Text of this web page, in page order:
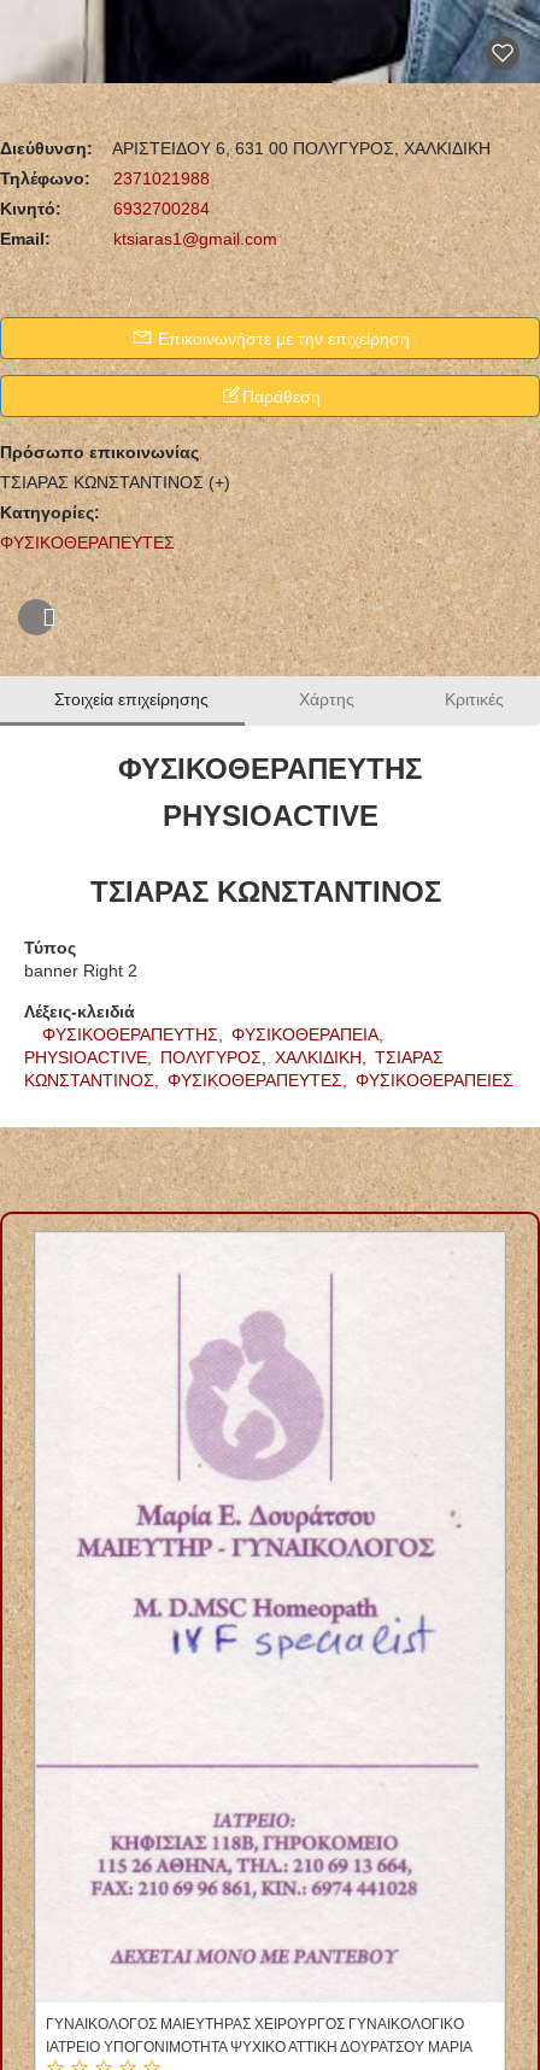
Διεύθυνση:
ΑΡΙΣΤΕΙΔΟΥ 6, 631 00 ΠΟΛΥΓΥΡΟΣ, ΧΑΛΚΙΔΙΚΗ
Τηλέφωνο:
2371021988
Κινητό:
6932700284
Email:
ktsiaras1@gmail.com
Επικοινωνήστε με την επιχείρηση
Παράθεση
Πρόσωπο επικοινωνίας
ΤΣΙΑΡΑΣ ΚΩΝΣΤΑΝΤΙΝΟΣ (+)
Κατηγορίες:
ΦΥΣΙΚΟΘΕΡΑΠΕΥΤΕΣ
Στοιχεία επιχείρησης Χάρτης Κριτικές
ΦΥΣΙΚΟΘΕΡΑΠΕΥΤΗΣ
PHYSIOACTIVE
ΤΣΙΑΡΑΣ ΚΩΝΣΤΑΝΤΙΝΟΣ
Τύπος
banner Right 2
Λέξεις-κλειδιά
ΦΥΣΙΚΟΘΕΡΑΠΕΥΤΗΣ,
ΦΥΣΙΚΟΘΕΡΑΠΕΙΑ,
PHYSIOACTIVE,
ΠΟΛΥΓΥΡΟΣ, ΧΑΛΚΙΔΙΚΗ,
ΤΣΙΑΡΑΣ
ΚΩΝΣΤΑΝΤΙΝΟΣ,
ΦΥΣΙΚΟΘΕΡΑΠΕΥΤΕΣ, ΦΥΣΙΚΟΘΕΡΑΠΕΙΕΣ
ΑΝΑΠΗΡΙΚΑ ΟΡΘΟΠΕΔΙΚΑ ΕΙΔΗ ΙΩΑΝΝΙΝΑ ΚΑΡΒΟΥΝΗΣ
ΚΩΝΣΤΑΝΤΙΝΟΣ